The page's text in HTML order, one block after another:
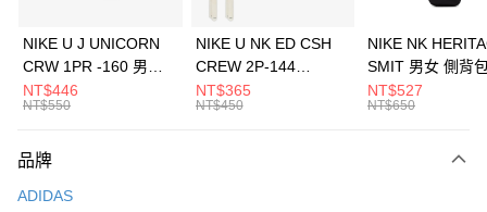
元大商業銀行
台灣樂天信用卡公司
全盈+PAY
AFTEE先享後付
【關於「AFTEE先享後付」】
便利好安心！
運送方式
NIKE U J UNICORN
CRW 1PR -160 男女
中統襪 FZ3393100
NT$446
NT$550
NIKE U NK ED CSH
CREW 2P-144
EMBRDY 男女 短統襪
FZ3073133
NT$365
NT$450
NIKE NK
SMIT 男女 側背
BA5871010
NT$527
NT$650
品牌
ADIDAS